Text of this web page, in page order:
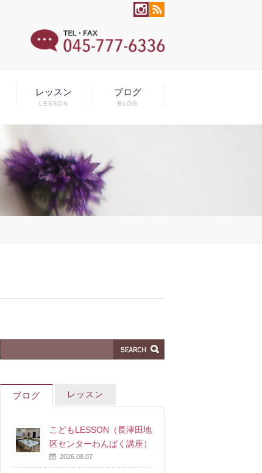
レッスン
LESSON
ブログ
BLOG
ブログ レッスン
こどもLESSON（長津田地
区センターわんぱく講座）
2026.08.07